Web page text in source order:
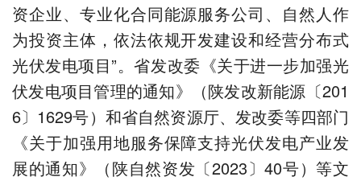
资企业、专业化合同能源服务公司、自然人作
为投资主体，依法依规开发建设和经营分布式
光伏发电项目”。省发改委《关于进一步加强光
伏发电项目管理的通知》（陕发改新能源〔201
6〕1629号）和省自然资源厅、发改委等四部门
《关于加强用地服务保障支持光伏发电产业发
展的通知》（陕自然资发〔2023〕40号）等文